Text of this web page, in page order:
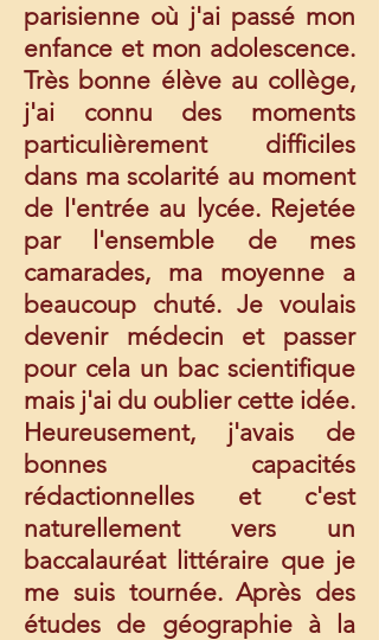
parisienne où j'ai passé mon
enfance et mon adolescence.
Très bonne élève au collège,
j'ai connu des moments
particulièrement difficiles
dans ma scolarité au moment
de l'entrée au lycée. Rejetée
par l'ensemble de mes
camarades, ma moyenne a
beaucoup chuté. Je voulais
devenir médecin et passer
pour cela un bac scientifique
mais j'ai du oublier cette idée.
Heureusement, j'avais de
bonnes capacités
rédactionnelles et c'est
naturellement vers un
baccalauréat littéraire que je
me suis tournée. Après des
études de géographie à la